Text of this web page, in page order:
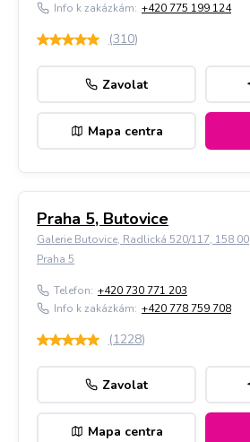
Info k zakázkám: +420 775 199 124
(310)
Zavolat
Mapa centra
Praha 5, Butovice
Galerie Butovice, Radlická 520/117, 158 00
Praha 5
Telefon: +420 730 771 203
Info k zakázkám: +420 778 759 708
(1228)
Zavolat
Mapa centra